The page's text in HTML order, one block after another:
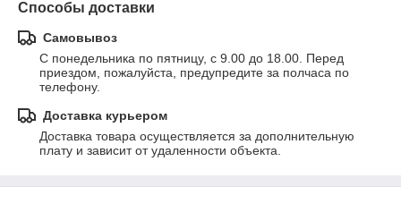
Способы доставки
Самовывоз
С понедельника по пятницу, с 9.00 до 18.00. Перед
приездом, пожалуйста, предупредите за полчаса по
телефону.
Доставка курьером
Доставка товара осуществляется за дополнительную
плату и зависит от удаленности объекта.